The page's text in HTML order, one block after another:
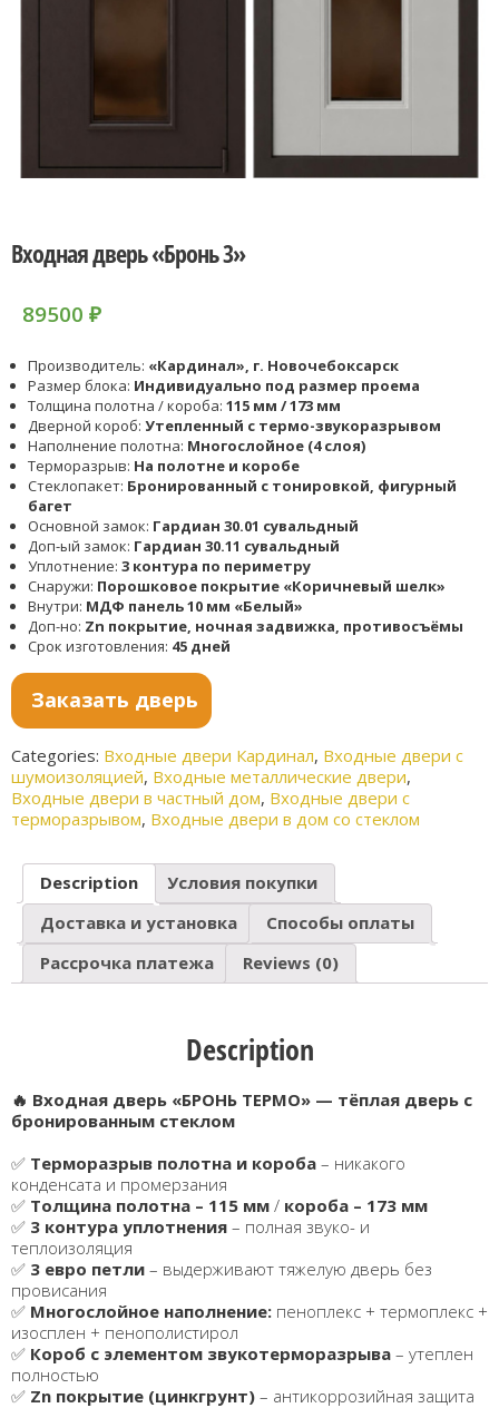
Входная дверь «Бронь 3»
89500 ₽
Производитель: «Кардинал», г. Новочебоксарск
Размер блока: Индивидуально под размер проема
Толщина полотна / короба: 115 мм / 173 мм
Дверной короб: Утепленный с термо-звукоразрывом
Наполнение полотна: Многослойное (4 слоя)
Терморазрыв: На полотне и коробе
Стеклопакет: Бронированный с тонировкой, фигурный
багет
Основной замок: Гардиан 30.01 сувальдный
Доп-ый замок: Гардиан 30.11 сувальдный
Уплотнение: 3 контура по периметру
Снаружи: Порошковое покрытие «Коричневый шелк»
Внутри: МДФ панель 10 мм «Белый»
Доп-но: Zn покрытие, ночная задвижка, противосъёмы
Срок изготовления: 45 дней
Заказать дверь
Categories: Входные двери Кардинал, Входные двери с
шумоизоляцией, Входные металлические двери,
Входные двери в частный дом, Входные двери с
терморазрывом, Входные двери в дом со стеклом
Description
Условия покупки
Доставка и установка
Способы оплаты
Рассрочка платежа
Reviews (0)
Description
🔥 Входная дверь «БРОНЬ ТЕРМО» — тёплая дверь с
бронированным стеклом
✅ Терморазрыв полотна и короба – никакого
конденсата и промерзания
✅ Толщина полотна – 115 мм / короба – 173 мм
✅ 3 контура уплотнения – полная звуко- и
теплоизоляция
✅ 3 евро петли – выдерживают тяжелую дверь без
провисания
✅ Многослойное наполнение: пеноплекс + термоплекс +
изосплен + пенополистирол
✅ Короб с элементом звукотерморазрыва – утеплен
полностью
✅ Zn покрытие (цинкгрунт) – антикоррозийная защита